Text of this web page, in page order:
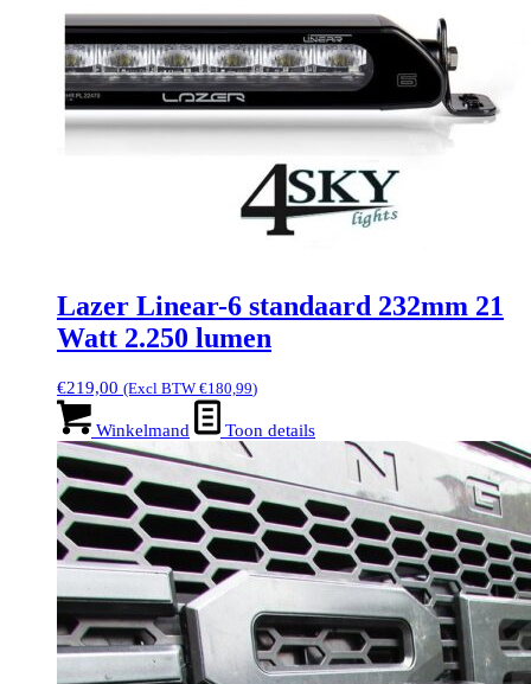
Lazer Linear-6 standaard 232mm 21
Watt 2.250 lumen
€219,00 (Excl BTW €180,99)
Winkelmand Toon details